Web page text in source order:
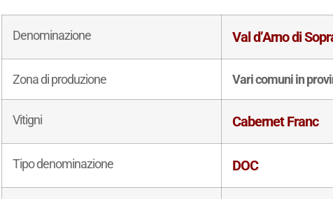
Denominazione Val d’Arno di
Zona di produzione Vari comuni in
Vitigni Cabernet Franc
Tipo denominazione DOC